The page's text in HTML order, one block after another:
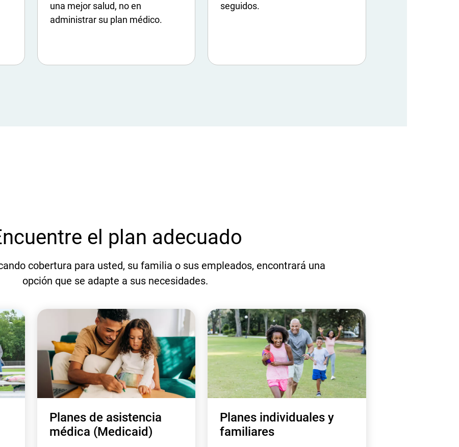
una mejor salud, no en
administrar su plan médico.
seguidos.
el plan adecuado
cobertura para usted, su familia o sus empleados, encontrará una
opción que se adapte a sus necesidades.
Planes de asistencia
médica (Medicaid)
Planes individuales y
familiares